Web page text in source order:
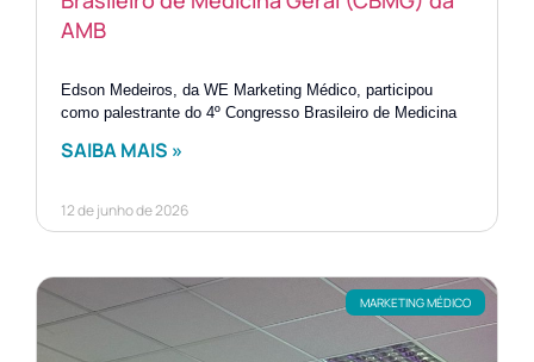
AMB
Edson Medeiros, da WE Marketing Médico, participou
como palestrante do 4º Congresso Brasileiro de Medicina
SAIBA MAIS »
12 de junho de 2026
MARKETING MÉDICO